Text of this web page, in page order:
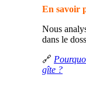
En savoir
Nous
dans le
🔗
gîte ?